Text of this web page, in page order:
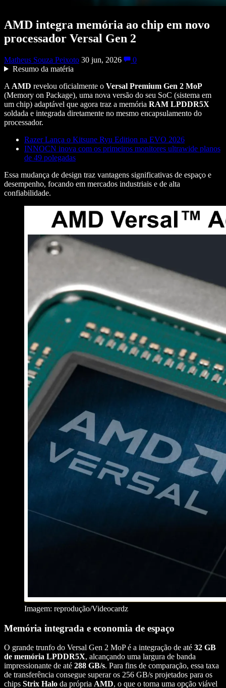
AMD integra memória ao chip em novo
processador Versal Gen 2
Matheus Souza Peixoto 30 jun, 2026
0
Resumo da matéria
A AMD revelou oficialmente o Versal Premium Gen 2 MoP
(Memory on Package), uma nova versão do seu SoC (sistema em
um chip) adaptável que agora traz a memória RAM LPDDR5X
soldada e integrada diretamente no mesmo encapsulamento do
processador.
Razer Lança o Kitsune Ryu Edition na EVO 2026
INNOCN inova com os primeiros monitores ultrawide planos
de 49 polegadas
Essa mudança de design traz vantagens significativas de espaço e
desempenho, focando em mercados industriais e de alta
confiabilidade.
Imagem: reprodução/Videocardz
Memória integrada e economia de espaço
O grande trunfo do Versal Gen 2 MoP é a integração de até 32 GB
de memória LPDDR5X, alcançando uma largura de banda
impressionante de até 288 GB/s. Para fins de comparação, essa taxa
de transferência consegue superar os 256 GB/s projetados para os
chips Strix Halo da própria AMD, o que o torna uma opção viável